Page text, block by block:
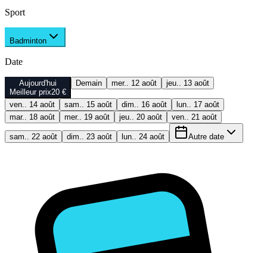
Sport
Badminton
Date
Aujourd'hui
Meilleur prix20 €
Demain mer.. 12 août jeu.. 13 août
ven.. 14 août sam.. 15 août dim.. 16 août
lun.. 17 août
mar.. 18 août
mer.. 19 août jeu.. 20 août ven.. 21 août
sam.. 22 août dim.. 23 août lun.. 24 août Autre date